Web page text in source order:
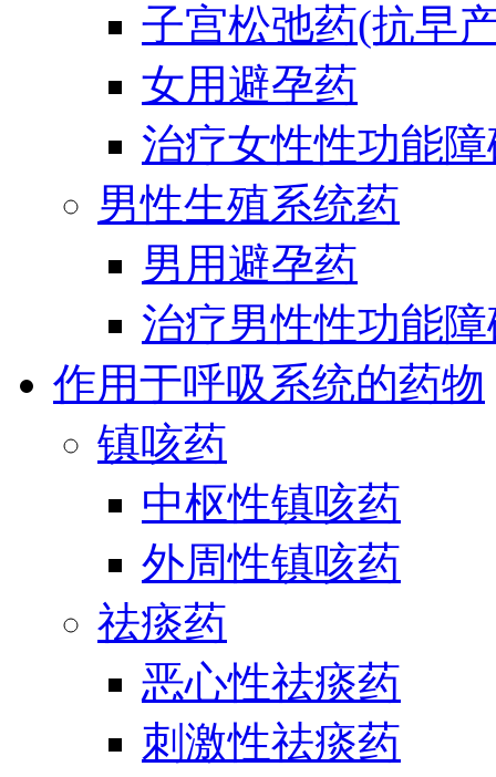
子宫松弛药(抗早
女用避孕药
治疗女性性功能
男性生殖系统药
男用避孕药
治疗男性性功能
作用于呼吸系统的药物
镇咳药
中枢性镇咳药
外周性镇咳药
祛痰药
恶心性祛痰药
刺激性祛痰药